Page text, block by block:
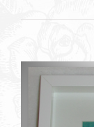
grösseres